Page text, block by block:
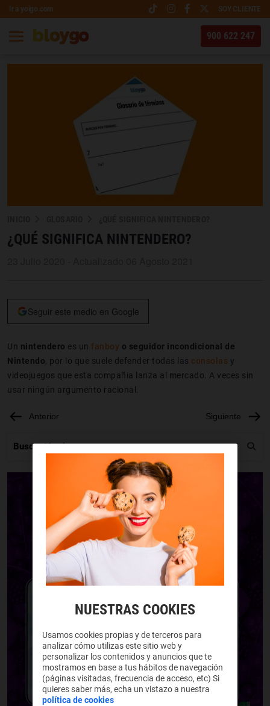
Ir a yoigo.com SOY CLIENTE
900 622 247
¿QUÉ SIGNIFICA NINTENDERO?
Seguir este medio en Google
Un nintendero es un fanboy o seguidor incondicional de
Nintendo , por lo que suele defender todas las consolas y
videojuegos que esta compañía lanza al mercado. A veces sin
usar ningún argumento racional.
Anterior Siguiente
NUESTRAS COOKIES
Usamos cookies propias y de terceros para
analizar cómo utilizas este sitio web y
personalizar los contenidos y anuncios que te
mostramos en base a tus hábitos de navegación
(páginas visitadas, frecuencia de acceso, etc) Si
quieres saber más, echa un vistazo a nuestra
política de cookies